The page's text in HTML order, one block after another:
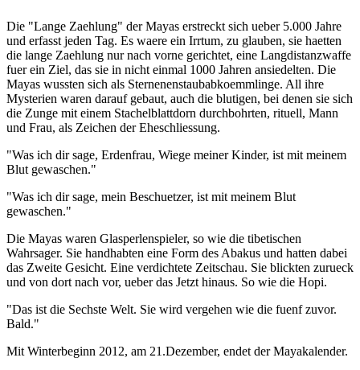
Die "Lange Zaehlung" der Mayas erstreckt sich ueber 5.000 Jahre
und erfasst jeden Tag. Es waere ein Irrtum, zu glauben, sie haetten
die lange Zaehlung nur nach vorne gerichtet, eine Langdistanzwaffe
fuer ein Ziel, das sie in nicht einmal 1000 Jahren ansiedelten. Die
Mayas wussten sich als Sternenenstaubabkoemmlinge. All ihre
Mysterien waren darauf gebaut, auch die blutigen, bei denen sie sich
die Zunge mit einem Stachelblattdorn durchbohrten, rituell, Mann
und Frau, als Zeichen der Eheschliessung.
"Was ich dir sage, Erdenfrau, Wiege meiner Kinder, ist mit meinem
Blut gewaschen."
"Was ich dir sage, mein Beschuetzer, ist mit meinem Blut
gewaschen."
Die Mayas waren Glasperlenspieler, so wie die tibetischen
Wahrsager. Sie handhabten eine Form des Abakus und hatten dabei
das Zweite Gesicht. Eine verdichtete Zeitschau. Sie blickten zurueck
und von dort nach vor, ueber das Jetzt hinaus. So wie die Hopi.
"Das ist die Sechste Welt. Sie wird vergehen wie die fuenf zuvor.
Bald."
Mit Winterbeginn 2012, am 21.Dezember, endet der Mayakalender.